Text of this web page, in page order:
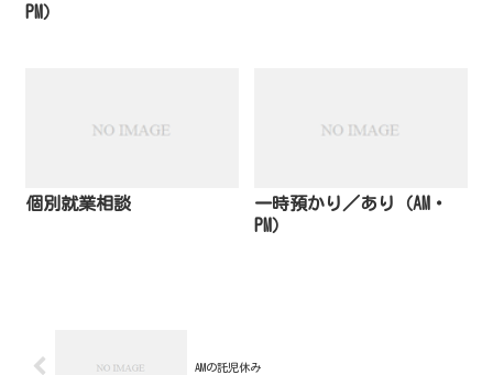
PM）
個別就業相談
一時預かり／あり（AM・
PM）
AMの託児休み